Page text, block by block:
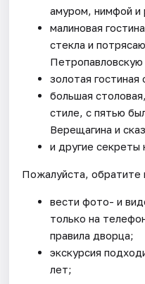
амуром, нимфой и
малиновая
стекла и
Петропавловскую
золотая гостиная
большая
стиле, с пятью
Верещагина и
и другие секреты
Пожалуйста, обратите
вести фото- и
только на
правила дворца;
экскурсия
лет;